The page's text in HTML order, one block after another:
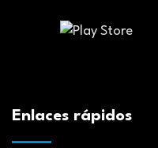
Enlaces rápidos